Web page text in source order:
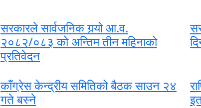
सरकारले सार्वजनिक गर्‍यो आ.व.
२०८२/०८३ को अन्तिम तीन महिनाको
प्रतिवेदन
काँग्रेस केन्द्रीय समितिको बैठक साउन २४
गते बस्ने